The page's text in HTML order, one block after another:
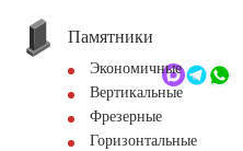
+7 (495) 518-44-23
Обратный звонок
Памятники
Экономичные
Вертикальные
Фрезерные
Горизонтальные